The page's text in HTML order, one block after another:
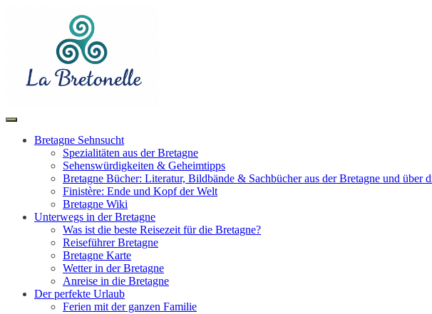
Toggle
navigationBretagne Sehnsucht
Spezialitäten aus der Bretagne
Sehenswürdigkeiten & Geheimtipps
Bretagne Bücher: Literatur, Bildbände & Sachbücher aus der Bretagne und über
Finistère: Ende und Kopf der Welt
Bretagne Wiki
Unterwegs in der Bretagne
Was ist die beste Reisezeit für die Bretagne?
Reiseführer Bretagne
Bretagne Karte
Wetter in der Bretagne
Anreise in die Bretagne
Der perfekte Urlaub
Ferien mit der ganzen Familie